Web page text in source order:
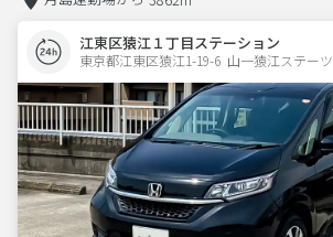
江東区猿江１丁目ステーション
東京都江東区猿江1-19-6  山一猿江ステーツ